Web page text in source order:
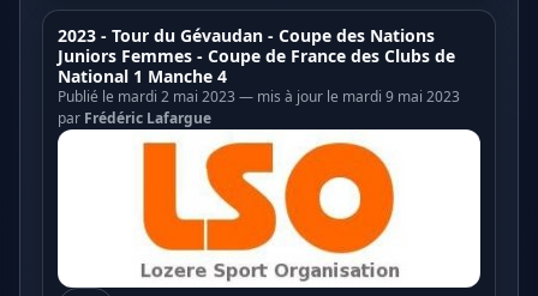
2023 - Tour du Gévaudan - Coupe des Nations
Juniors Femmes - Coupe de France des Clubs de
National 1 Manche 4
Publié le mardi 2 mai 2023 — mis à jour le mardi 9 mai 2023
par Frédéric Lafargue